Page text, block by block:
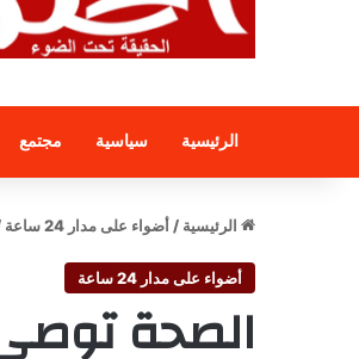
الرئيسية سياسية مجتمع
الرئيسية / أضواء على مدار 24 ساعة
أضواء على مدار 24 ساعة
الصحة توصي